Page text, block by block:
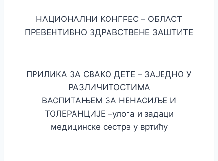
НАЦИОНАЛНИ КОНГРЕС – ОБЛАСТ
ПРЕВЕНТИВНО ЗДРАВСТВЕНЕ ЗАШТИТЕ
ПРИЛИКА ЗА СВАКО ДЕТЕ – ЗАЈЕДНО У
РАЗЛИЧИТОСТИМА
ВАСПИТАЊЕМ ЗА НЕНАСИЉЕ И
ТОЛЕРАНЦИЈЕ –улога и задаци
медицинске сестре у вртићу